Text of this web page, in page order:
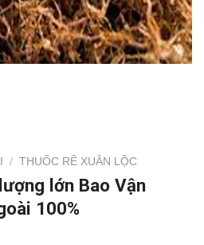
/ THUỐC RÊ XUÂN LỘC
lớn Bao Vận
100%